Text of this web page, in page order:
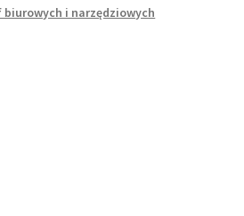
biurowych i narzędziowych